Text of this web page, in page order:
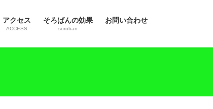
アクセス
ACCESS
そろばんの効果
soroban
お問い合わせ